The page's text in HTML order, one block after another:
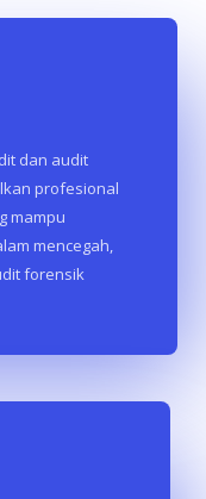
dan audit
profesional
mampu
mencegah,
forensik